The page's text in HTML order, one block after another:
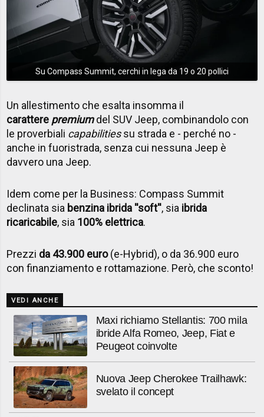
Su Compass Summit, cerchi in lega da 19 o 20 pollici
Un allestimento che esalta insomma il
carattere premiumdel SUV Jeep, combinandolo con
le proverbiali capabilitiessu strada e - perché no -
anche in fuoristrada, senza cui nessuna Jeep è
davvero una Jeep.
Idem come per la Business: Compass Summit
declinata sia benzina ibrida ''soft'', sia ibrida
ricaricabile, sia 100% elettrica.
Prezzi da 43.900 euro(e-Hybrid), o da 36.900 euro
con finanziamento e rottamazione. Però, che sconto!
VEDI ANCHE
Maxi richiamo Stellantis: 700 mila
ibride Alfa Romeo, Jeep, Fiat e
Peugeot coinvolte
Nuova Jeep Cherokee Trailhawk:
svelato il concept